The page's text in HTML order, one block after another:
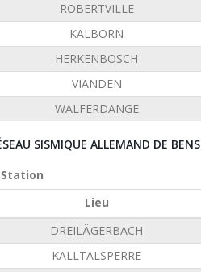
ROBERTVILLE
KALBORN
HERKENBOSCH
VIANDEN
WALFERDANGE
SISMIQUE ALLEMAND DE
Station
Lieu
DREILÄGERBACH
KALLTALSPERRE